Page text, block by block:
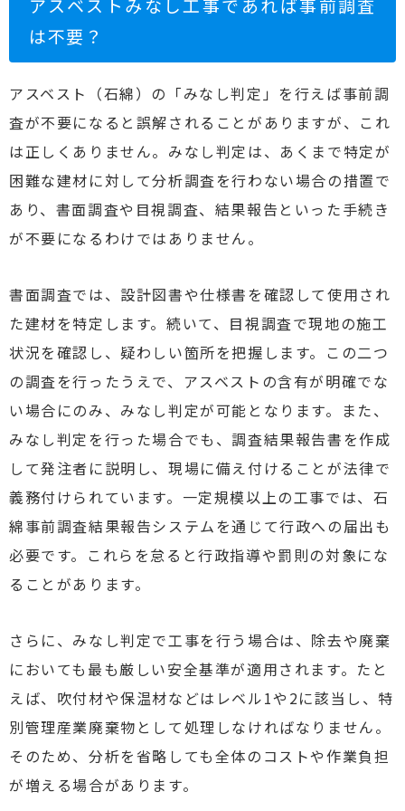
アスベストみなし工事であれば事前調査
は不要？
アスベスト（石綿）の「みなし判定」を行えば事前調
査が不要になると誤解されることがありますが、これ
は正しくありません。みなし判定は、あくまで特定が
困難な建材に対して分析調査を行わない場合の措置で
あり、書面調査や目視調査、結果報告といった手続き
が不要になるわけではありません。
書面調査では、設計図書や仕様書を確認して使用され
た建材を特定します。続いて、目視調査で現地の施工
状況を確認し、疑わしい箇所を把握します。この二つ
の調査を行ったうえで、アスベストの含有が明確でな
い場合にのみ、みなし判定が可能となります。また、
みなし判定を行った場合でも、調査結果報告書を作成
して発注者に説明し、現場に備え付けることが法律で
義務付けられています。一定規模以上の工事では、石
綿事前調査結果報告システムを通じて行政への届出も
必要です。これらを怠ると行政指導や罰則の対象にな
ることがあります。
さらに、みなし判定で工事を行う場合は、除去や廃棄
においても最も厳しい安全基準が適用されます。たと
えば、吹付材や保温材などはレベル1や2に該当し、特
別管理産業廃棄物として処理しなければなりません。
そのため、分析を省略しても全体のコストや作業負担
が増える場合があります。